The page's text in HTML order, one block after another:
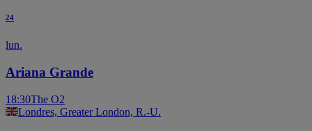
24
lun.
Ariana Grande
18:30The O2
Londres, Greater London, R.-U.